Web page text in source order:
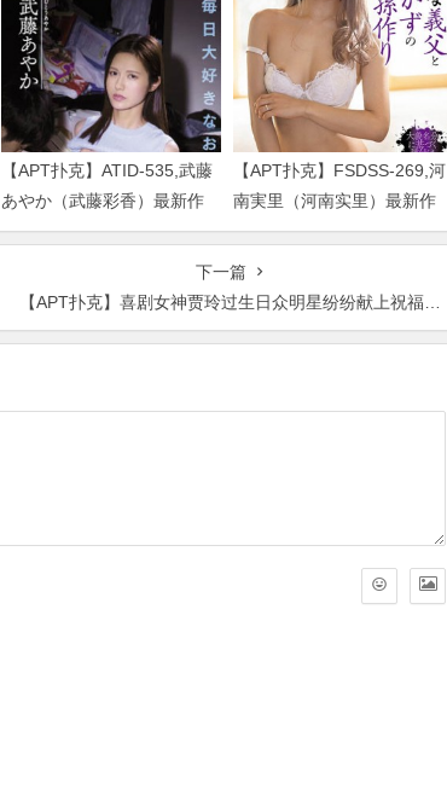
【APT扑克】ATID-535,武藤
あやか（武藤彩香）最新作
品2023/01/19发布！
【APT扑克】FSDSS-269,河
南実里（河南实里）最新作
品2021-08-26发布！
下一篇
【APT扑克】喜剧女神贾玲过生日众明星纷纷献上祝福，杨迪祝福太有趣